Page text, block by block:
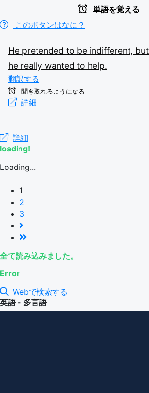
単語を覚える
このボタンはなに？
He pretended to be indifferent, but
he really wanted to help.
翻訳する
聞き取れるようになる
詳細
詳細
loading!
Loading...
1
2
3
全て読み込みました。
Error
Webで検索する
英語 - 多言語